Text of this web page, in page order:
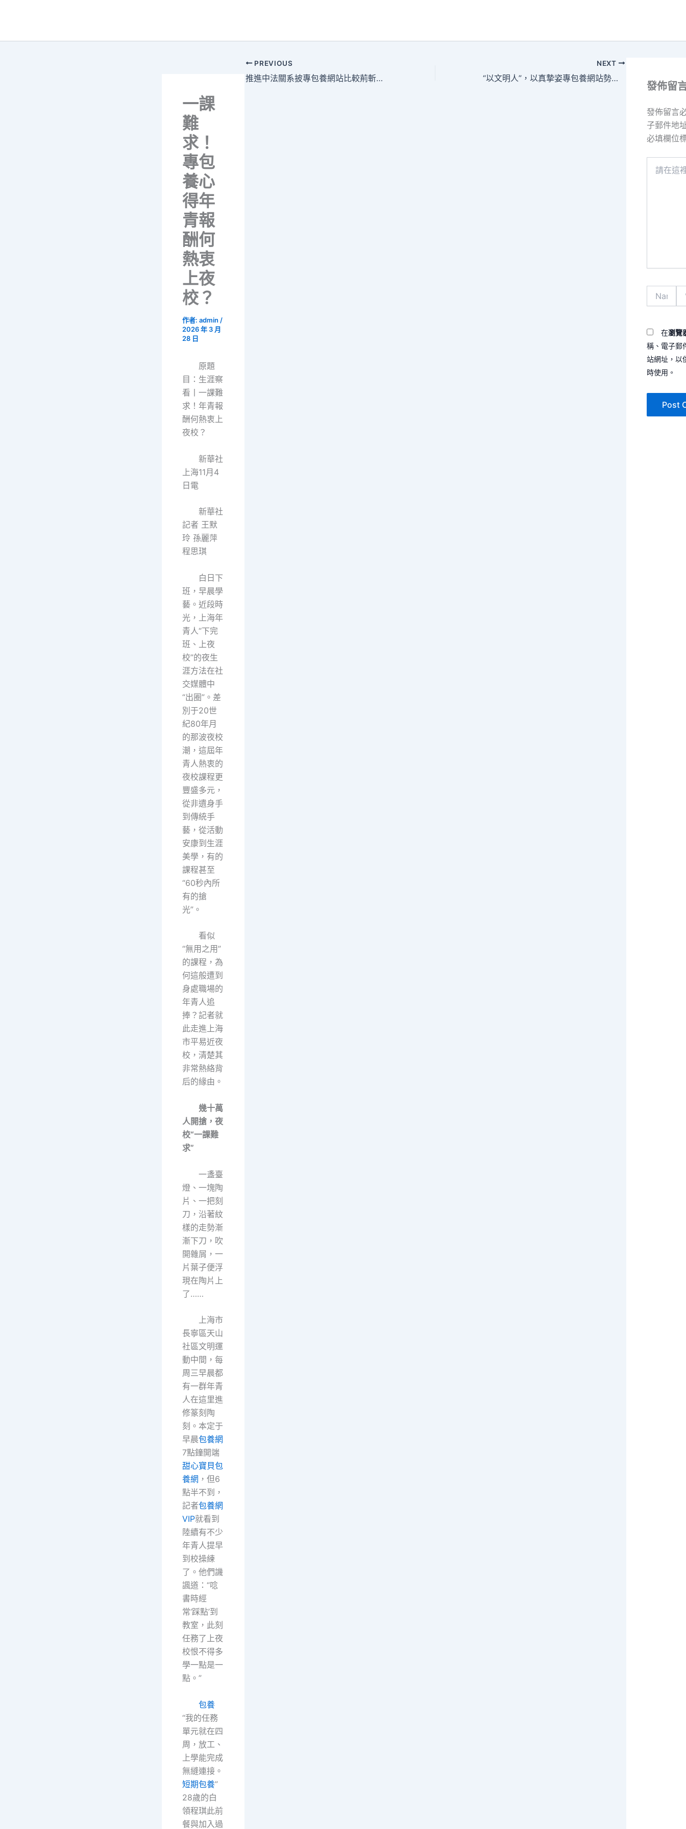
一課
難
求！
專包
養心
得年
青報
酬何
熱衷
上夜
校？
作者: admin /
2026 年 3 月
28 日
原題
目：生涯察
看丨一課難
求！年青報
酬何熱衷上
夜校？
新華社
上海11月4
日電
新華社
記者 王默
玲 孫麗萍
程思琪
白日下
班，早晨學
藝。近段時
光，上海年
青人“下完
班、上夜
校”的夜生
涯方法在社
交媒體中
“出圈”。差
別于20世
紀80年月
的那波夜校
潮，這屆年
青人熱衷的
夜校課程更
豐盛多元，
從非遺身手
到傳統手
藝，從活動
安康到生涯
美學，有的
課程甚至
“60秒內所
有的搶
光”。
看似
“無用之用”
的課程，為
何這般遭到
身處職場的
年青人追
捧？記者就
此走進上海
市平易近夜
校，清楚其
非常熱絡背
后的緣由。
幾十萬
人開搶，夜
校“一課難
求”
一盞臺
燈、一塊陶
片、一把刻
刀，沿著紋
樣的走勢漸
漸下刀，吹
開雜屑，一
片葉子便浮
現在陶片上
了……
上海市
長寧區天山
社區文明運
動中間，每
周三早晨都
有一群年青
人在這里進
修篆刻陶
刻。本定于
早晨包養網
7點鐘開端
甜心寶貝包
養網 ，但6
點半不到，
記者包養網
VIP就看到
陸續有不少
年青人提早
到校操練
了。他們譏
諷道：“唸
書時經
常‘踩點’到
教室，此刻
任務了上夜
校恨不得多
學一點是一
點。”
包養
“我的任務
單元就在四
周，放工、
上學能完成
無縫連接。
短期包養”
28歲的白
領程琪此前
餐與加入過
PREVIOUS
推進中法關系披專包養網站比較荊斬棘、行穩致遠
NEXT
“以文明人”，以真摯姿專包養網站勢講好中國故事
發佈留
發佈留言
子郵件地
必填欄位
地
址
*
在瀏覽
稱、電子郵
站網址，以
時使用。